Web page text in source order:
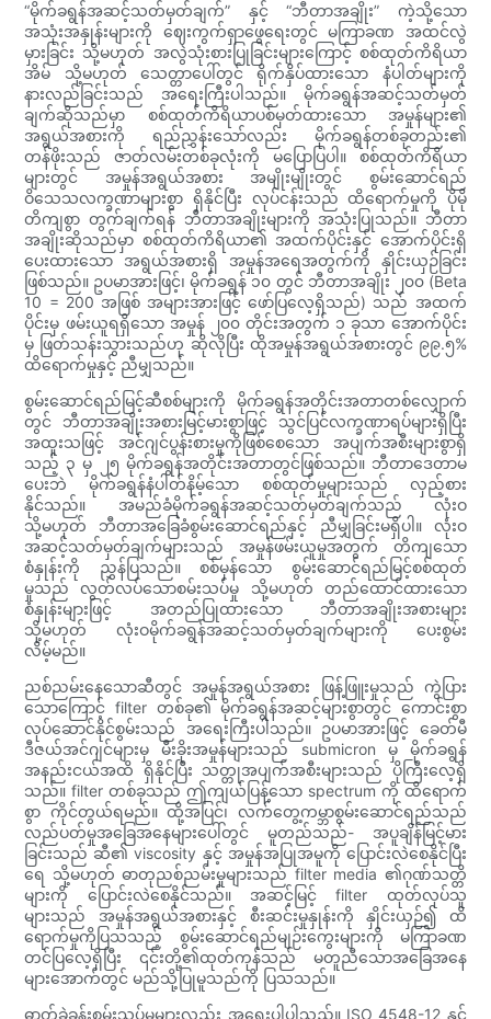
“မိုက်ခရွန်အဆင့်သတ်မှတ်ချက်” နှင့် “ဘီတာအချိုး” ကဲ့သို့သော
အသုံးအနှုန်းများကို ဈေးကွက်ရှာဖွေရေးတွင် မကြာခဏ အထင်လွဲ
မှားခြင်း သို့မဟုတ် အလွဲသုံးစားပြုခြင်းများကြောင့် စစ်ထုတ်ကိရိယာ
အိမ် သို့မဟုတ် သေတ္တာပေါ်တွင် ရိုက်နှိပ်ထားသော နံပါတ်များကို
နားလည်ခြင်းသည် အရေးကြီးပါသည်။ မိုက်ခရွန်အဆင့်သတ်မှတ်
ချက်ဆိုသည်မှာ စစ်ထုတ်ကိရိယာပစ်မှတ်ထားသော အမှုန်များ၏
အရွယ်အစားကို ရည်ညွှန်းသော်လည်း မိုက်ခရွန်တစ်ခုတည်း၏
တန်ဖိုးသည် ဇာတ်လမ်းတစ်ခုလုံးကို မပြောပြပါ။ စစ်ထုတ်ကိရိယာ
များတွင် အမှုန်အရွယ်အစား အမျိုးမျိုးတွင် စွမ်းဆောင်ရည်
ဝိသေသလက္ခဏာများစွာ ရှိနိုင်ပြီး လုပ်ငန်းသည် ထိရောက်မှုကို ပိုမို
တိကျစွာ တွက်ချက်ရန် ဘီတာအချိုးများကို အသုံးပြုသည်။ ဘီတာ
အချိုးဆိုသည်မှာ စစ်ထုတ်ကိရိယာ၏ အထက်ပိုင်းနှင့် အောက်ပိုင်းရှိ
ပေးထားသော အရွယ်အစားရှိ အမှုန်အရေအတွက်ကို နှိုင်းယှဉ်ခြင်း
ဖြစ်သည်။ ဥပမာအားဖြင့်၊ မိုက်ခရွန် ၁၀ တွင် ဘီတာအချိုး ၂၀၀ (Beta
10 = 200 အဖြစ် အများအားဖြင့် ဖော်ပြလေ့ရှိသည်) သည် အထက်
ပိုင်းမှ ဖမ်းယူရရှိသော အမှုန် ၂၀၀ တိုင်းအတွက် ၁ ခုသာ အောက်ပိုင်း
မှ ဖြတ်သန်းသွားသည်ဟု ဆိုလိုပြီး ထိုအမှုန်အရွယ်အစားတွင် ၉၉.၅%
ထိရောက်မှုနှင့် ညီမျှသည်။
စွမ်းဆောင်ရည်မြင့်ဆီစစ်များကို မိုက်ခရွန်အတိုင်းအတာတစ်လျှောက်
တွင် ဘီတာအချိုးအစားမြင့်မားစွာဖြင့် သွင်ပြင်လက္ခဏာရပ်များရှိပြီး
အထူးသဖြင့် အင်ဂျင်ပွန်းစားမှုကိုဖြစ်စေသော အပျက်အစီးများစွာရှိ
သည့် ၃ မှ ၂၅ မိုက်ခရွန်အတိုင်းအတာတွင်ဖြစ်သည်။ ဘီတာဒေတာမ
ပေးဘဲ မိုက်ခရွန်နံပါတ်နိမ့်သော စစ်ထုတ်မှုများသည် လှည့်စား
နိုင်သည်။ အမည်ခံမိုက်ခရွန်အဆင့်သတ်မှတ်ချက်သည် လုံးဝ
သို့မဟုတ် ဘီတာအခြေခံစွမ်းဆောင်ရည်နှင့် ညီမျှခြင်းမရှိပါ။ လုံးဝ
အဆင့်သတ်မှတ်ချက်များသည် အမှုန်ဖမ်းယူမှုအတွက် တိကျသော
စံနှုန်းကို ညွှန်ပြသည်။ စစ်မှန်သော စွမ်းဆောင်ရည်မြင့်စစ်ထုတ်
မှုသည် လွတ်လပ်သောစမ်းသပ်မှု သို့မဟုတ် တည်ထောင်ထားသော
စံနှုန်းများဖြင့် အတည်ပြုထားသော ဘီတာအချိုးအစားများ
သို့မဟုတ် လုံးဝမိုက်ခရွန်အဆင့်သတ်မှတ်ချက်များကို ပေးစွမ်း
လိမ့်မည်။
ညစ်ညမ်းနေသောဆီတွင် အမှုန်အရွယ်အစား ဖြန့်ဖြူးမှုသည် ကွဲပြား
သောကြောင့် filter တစ်ခု၏ မိုက်ခရွန်အဆင့်များစွာတွင် ကောင်းစွာ
လုပ်ဆောင်နိုင်စွမ်းသည် အရေးကြီးပါသည်။ ဥပမာအားဖြင့် ခေတ်မီ
ဒီဇယ်အင်ဂျင်များမှ မီးခိုးအမှုန်များသည် submicron မှ မိုက်ခရွန်
အနည်းငယ်အထိ ရှိနိုင်ပြီး သတ္တုအပျက်အစီးများသည် ပိုကြီးလေ့ရှိ
သည်။ filter တစ်ခုသည် ဤကျယ်ပြန့်သော spectrum ကို ထိရောက်
စွာ ကိုင်တွယ်ရမည်။ ထို့အပြင်၊ လက်တွေ့ကမ္ဘာစွမ်းဆောင်ရည်သည်
လည်ပတ်မှုအခြေအနေများပေါ်တွင် မူတည်သည်- အပူချိန်မြင့်မား
ခြင်းသည် ဆီ၏ viscosity နှင့် အမှုန်အပြုအမူကို ပြောင်းလဲစေနိုင်ပြီး
ရေ သို့မဟုတ် ဓာတုညစ်ညမ်းမှုများသည် filter media ၏ဂုဏ်သတ္တိ
များကို ပြောင်းလဲစေနိုင်သည်။ အဆင့်မြင့် filter ထုတ်လုပ်သူ
များသည် အမှုန်အရွယ်အစားနှင့် စီးဆင်းမှုနှုန်းကို နှိုင်းယှဉ်၍ ထိ
ရောက်မှုကိုပြသသည့် စွမ်းဆောင်ရည်မျဉ်းကွေးများကို မကြာခဏ
တင်ပြလေ့ရှိပြီး ၎င်းတို့၏ထုတ်ကုန်သည် မတူညီသောအခြေအနေ
များအောက်တွင် မည်သို့ပြုမူသည်ကို ပြသသည်။
ဓာတ်ခွဲခန်းစမ်းသပ်မှုများလည်း အရေးပါပါသည်။ ISO 4548-12 နှင့်